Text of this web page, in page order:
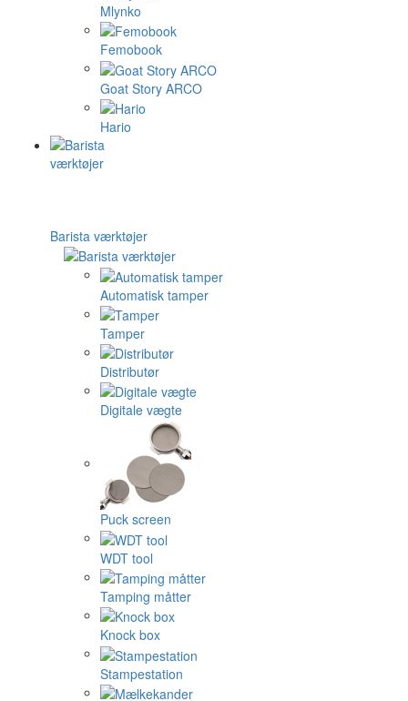
Mlynko
Femobook
Goat Story ARCO
Hario
Barista værktøjer
Automatisk tamper
Tamper
Distributør
Digitale vægte
Puck screen
WDT tool
Tamping måtter
Knock box
Stampestation